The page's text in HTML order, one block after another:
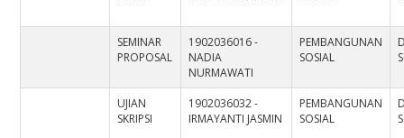
SEMINAR
PROPOSAL
1902036016 -
NADIA
NURMAWATI
PEMBANGUNAN
SOSIAL
UJIAN
SKRIPSI
1902036032 -
IRMAYANTI JASMIN
PEMBANGUNAN
SOSIAL